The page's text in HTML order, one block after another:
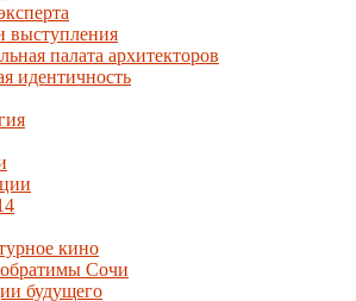
выступления
палата архитекторов
идентичность
кино
Сочи
будущего